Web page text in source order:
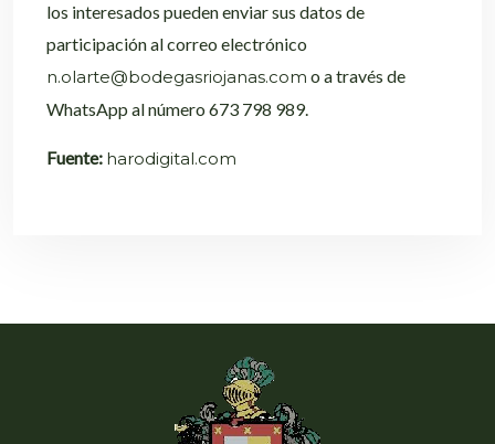
los interesados pueden enviar sus datos de
participación al correo electrónico
n.olarte@bodegasriojanas.com o a través de
WhatsApp al número 673 798 989.
Fuente: harodigital.com